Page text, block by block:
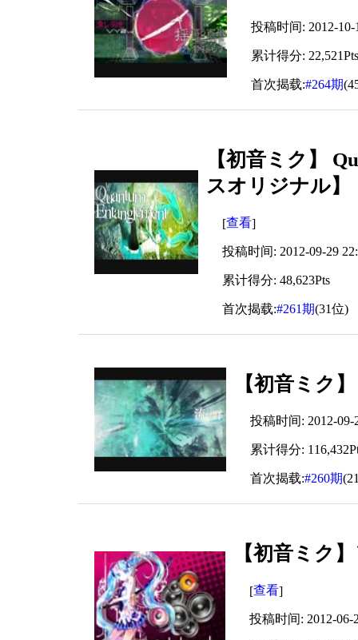
投稿时间: 2012-10-
累计得分:
首次揭载:#264期
【初音ミク】
スオリジナル】
[查看]
投稿时间: 2012-09-29
累计得分: 48,623Pts
首次揭载:#261期(31位)
【初音ミク
投稿时间: 2012-09-
累计得分:
首次揭载:#260期
【初音ミク
[查看]
投稿时间: 2012-06-